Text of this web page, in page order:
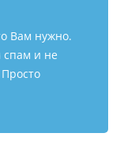
Вам нужно.
и не